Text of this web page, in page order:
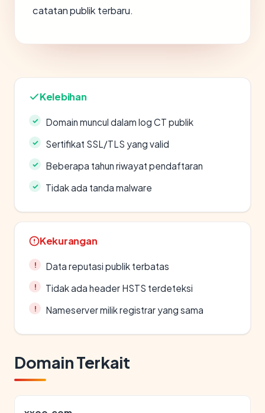
catatan publik terbaru.
Kelebihan
Domain muncul dalam log CT publik
Sertifikat SSL/TLS yang valid
Beberapa tahun riwayat pendaftaran
Tidak ada tanda malware
Kekurangan
Data reputasi publik terbatas
Tidak ada header HSTS terdeteksi
Nameserver milik registrar yang sama
Domain Terkait